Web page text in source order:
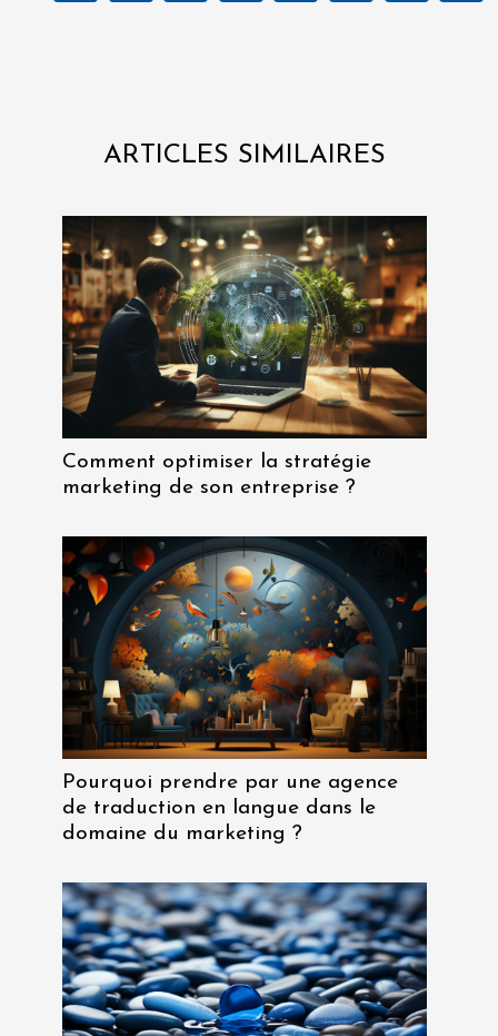
ARTICLES SIMILAIRES
Comment optimiser la stratégie
marketing de son entreprise ?
Pourquoi prendre par une agence
de traduction en langue dans le
domaine du marketing ?